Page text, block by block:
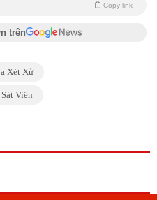
Copy link
trên
Xét Xử
Viên